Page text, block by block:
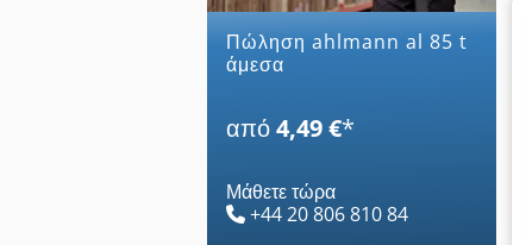
Πώληση ahlmann al 85 t
άμεσα
από4,49 €*
Μάθετε τώρα
+44 20 806 810 84